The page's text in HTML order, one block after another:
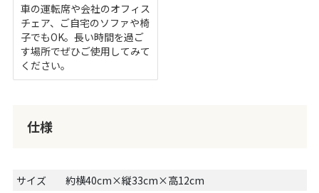
車の運転席や会社のオフィス
チェア、ご自宅のソファや椅
子でもOK。長い時間を過ご
す場所でぜひご使用してみて
ください。
仕様
サイズ
約横40cm×縦33cm×高12cm